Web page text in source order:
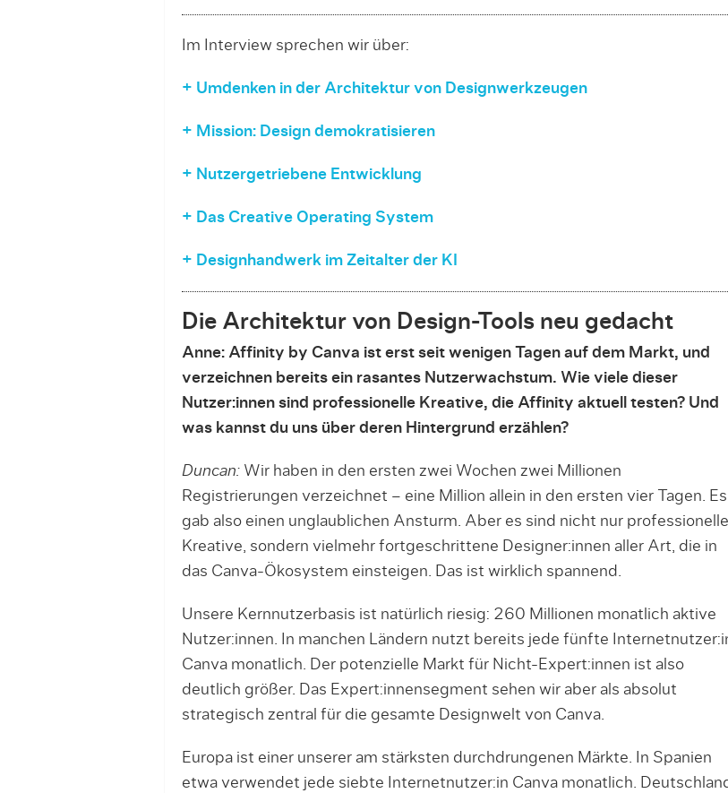
Im Interview sprechen wir über:
+ Umdenken in der Architektur von Designwerkzeugen
+ Mission: Design demokratisieren
+ Nutzergetriebene Entwicklung
+ Das Creative Operating System
+ Designhandwerk im Zeitalter der KI
Die Architektur von Design-Tools neu gedacht
Anne: Affinity by Canva ist erst seit wenigen Tagen auf dem Markt, und
verzeichnen bereits ein rasantes Nutzerwachstum. Wie viele dieser
Nutzer:innen sind professionelle Kreative, die Affinity aktuell testen? Und
was kannst du uns über deren Hintergrund erzählen?
Duncan:Wir haben in den ersten zwei Wochen zwei Millionen
Registrierungen verzeichnet – eine Million allein in den ersten vier Tagen. Es
gab also einen unglaublichen Ansturm. Aber es sind nicht nur professionelle
Kreative, sondern vielmehr fortgeschrittene Designer:innen aller Art, die in
das Canva-Ökosystem einsteigen. Das ist wirklich spannend.
Unsere Kernnutzerbasis ist natürlich riesig: 260 Millionen monatlich aktive
Nutzer:innen. In manchen Ländern nutzt bereits jede fünfte
Canva monatlich. Der potenzielle Markt für Nicht-Expert:innen ist also
deutlich größer. Das Expert:innensegment sehen wir aber als absolut
strategisch zentral für die gesamte Designwelt von Canva.
Europa ist einer unserer am stärksten durchdrungenen Märkte. In Spanien
etwa verwendet jede siebte Internetnutzer:in Canva monatlich.